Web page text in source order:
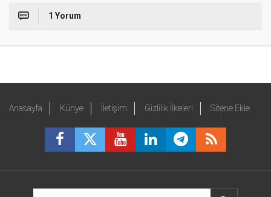
1 Yorum
Anasayfa Künye İletişim Gizlilik İlkeleri Sitene Ekle